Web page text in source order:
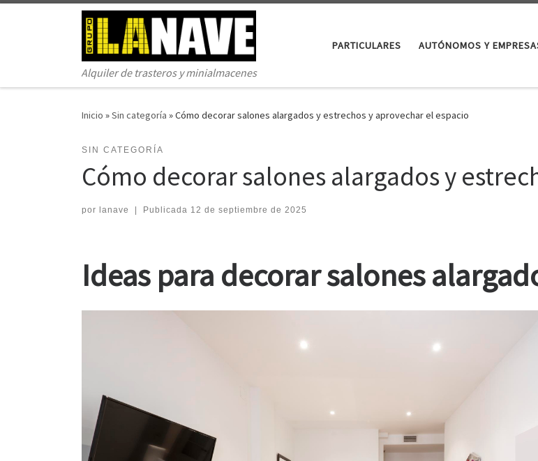
Saltar al contenido
Alquiler de trasteros y minialmacenes
PARTICULARES AUTÓNOMOS Y
Inicio »Sin categoría »Cómo decorar salones alargados y estrechos y aprovechar el espacio
SIN CATEGORÍA
Cómo decorar salones alargados y
por lanave Publicada 12 de septiembre de 2025
Ideas para decorar salones